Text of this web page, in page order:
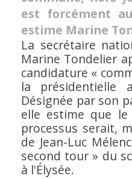
est forcément
estime Marine
La secrétaire
Marine Tondelier
candidature «
la présidentielle
Désignée par son
elle estime que
processus serait,
de Jean-Luc
second tour » du
à l'Élysée.